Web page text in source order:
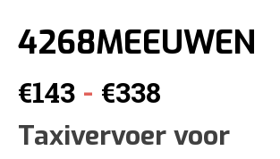
4268MEEUWEN
€143 - €338
€143
Taxivervoer voor